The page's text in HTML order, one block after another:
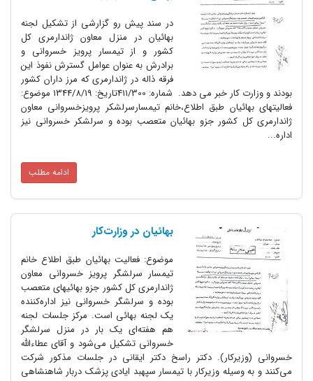
در سند پیش رو گزارشی از تشکیل لجنه
بهائیان در منزل معاون ژاندارمری کل
کشور و از تیمسار پرویز خسروانی و
برادرش به عنوان عوامل گسترش نفوذ این
فرقه ذاله در ژاندارمری که مرز داران کشور
بودند و وزارت کار خبر می دهد. شماره‌: 411/300تاریخ‌: 1344/8/19 موضوع‌:
طبق اطلاع‌،خانم تیمسارسرلشکر پرویزخسروانی معاون
کشور جزو بهائیان متعصب بوده و سرلشکر خسروانی نیز
بهائیان در وزارت‌کار
موضوع: فعالیت بهائیان طبق اطلاع خانم
تیمسار سرلشگر پرویز خسروانی معاون
ژاندارمری کل کشور جزو بهائیهای متعصب
بوده و سرلشگر خسروانی نیز اداره‌کننده
یک لجنه بهائی است. مرکز جلسات لجنه
هم هفته‌ای یک بار در منزل سرلشگر
خسروانی تشکیل می‌شود و آقای عطاءالله
دکتر راسخ دکتر ایقانی در جلسات مذکور شرکت
وزیرکار با تیمسار سپهبد ایادی پزشک دربار شاهنشاهی